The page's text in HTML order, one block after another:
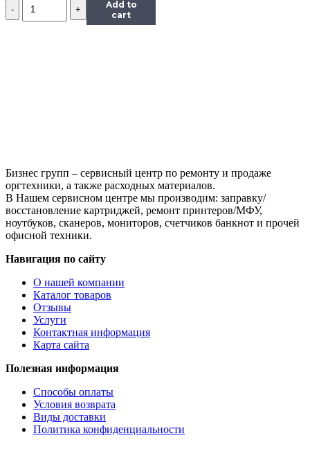
Количество
Ракель
Add to
cart
Бизнес групп – сервисный центр по ремонту и продаже
оргтехники, а также расходных материалов.
В Нашем сервисном центре мы производим: заправку/
восстановление картриджей, ремонт принтеров/МФУ,
ноутбуков, сканеров, мониторов, счетчиков банкнот и прочей
офисной техники.
Навигация по сайту
О нашей компании
Каталог товаров
Отзывы
Услуги
Контактная информация
Карта сайта
Полезная информация
Способы оплаты
Условия возврата
Виды доставки
Политика конфиденциальности